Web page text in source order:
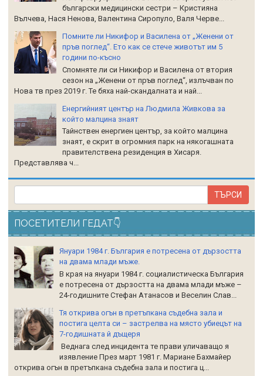
български медицински сестри – Кристияна
Вълчева, Нася Ненова, Валентина Сиропуло, Валя Черве...
Помните ли Никифор и Василена от „Женени от
пръв поглед“. Ето как се стече животът им 5
години по-късно
Спомняте ли си Никифор и Василена от втория
сезон на „Женени от пръв поглед“, излъчван по
Нова тв през 2019 г. Те бяха най-скандалната и най...
Енергийният център на Людмила Живкова за
който малцина знаят
Тайнствен енергиен център, за който малцина
знаят, е скрит в огромния парк на някогашната
правителствена резиденция в Хисаря.
Представлява ч...
ПОСЕТИТЕЛИ ГЕДАТ👇
Януари 1984 г. България е потресена от дързостта
на двама млади мъже.
В края на януари 1984 г. социалистическа България
е потресена от дързостта на двама млади мъже –
24-годишните Стефан Атанасов и Веселин Слав...
Тя открива огън в претъпкана съдебна зала и
постига целта си – застрелва на място убиецът на
7-годишната й дъщеря
Веднага след инцидента те прави уличаващо я
изявление През март 1981 г. Мариане Бахмайер
открива огън в претъпкана съдебна зала и постига ц...